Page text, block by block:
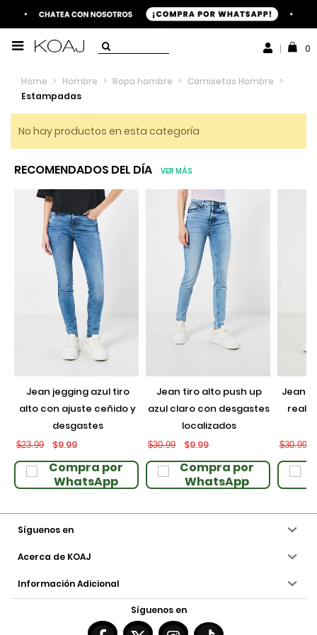
0
Home > Hombre > Ropa hombre > Camisetas Hombre >
Estampadas
No hay productos en esta categoría
RECOMENDADOS DEL DÍA VER MÁS
jean jegging azul tiro
alto con ajuste ceñido y
desgastes
$23.99 $9.99
Compra por
WhatsApp
jean tiro alto push up
azul claro con desgastes
localizados
$30.99 $9.99
Compra por
WhatsApp
jean push up negro con
$30.99
Síguenos en
Acerca de KOAJ
Información Adicional
Síguenos en